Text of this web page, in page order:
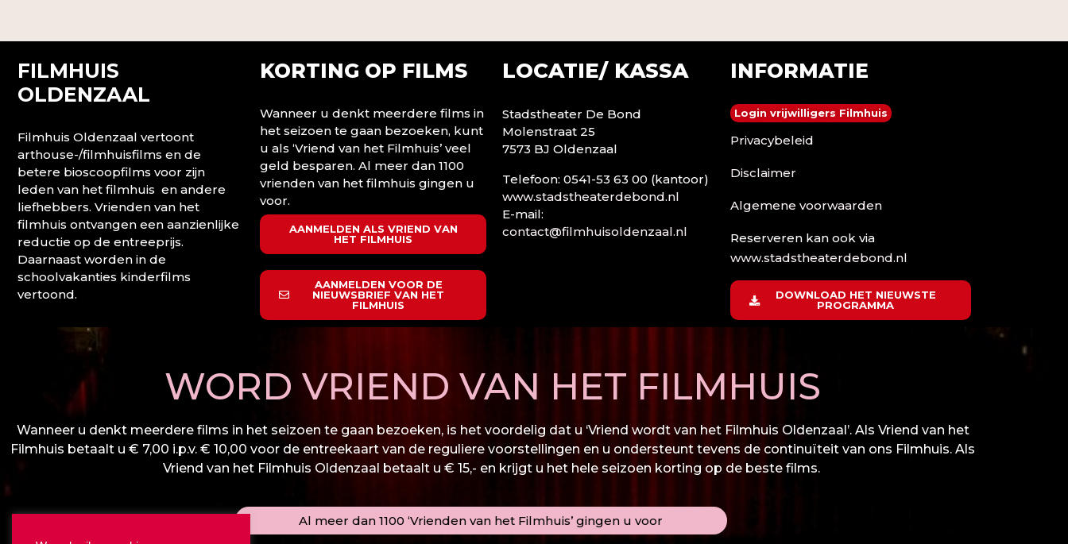
FILMHUIS
OLDENZAAL
Filmhuis Oldenzaal vertoont
arthouse-/filmhuisfilms en de
betere bioscoopfilms voor zijn
leden van het filmhuis en andere
liefhebbers. Vrienden van het
filmhuis ontvangen een aanzienlijke
reductie op de entreeprijs.
Daarnaast worden in de
schoolvakanties kinderfilms
vertoond.
KORTING OP FILMS
Wanneer u denkt meerdere films in
het seizoen te gaan bezoeken, kunt
u als ‘Vriend van het Filmhuis’ veel
geld besparen. Al meer dan 1100
vrienden van het filmhuis gingen u
voor.
AANMELDEN ALS VRIEND VAN
HET FILMHUIS
AANMELDEN VOOR DE
NIEUWSBRIEF VAN HET
FILMHUIS
WORD VRIEND VAN HET FILMHUIS
Wanneer u denkt meerdere films in het seizoen te gaan bezoeken, is het voordelig dat u ‘Vriend wordt van het Filmhuis Oldenzaal’. Als Vriend van het
Filmhuis betaalt u € 7,00 i.p.v. € 10,00 voor de entreekaart van de reguliere voorstellingen en u ondersteunt tevens de continuïteit van ons Filmhuis. Als
Vriend van het Filmhuis Oldenzaal betaalt u € 15,- en krijgt u het hele seizoen korting op de beste films.
Al meer dan 1100 ‘Vrienden van het Filmhuis’ gingen u voor
LOCATIE/ KASSA
Stadstheater De Bond
Molenstraat 25
7573 BJ Oldenzaal
Telefoon: 0541-53 63 00 (kantoor)
www.stadstheaterdebond.nl
E-mail:
contact@filmhuisoldenzaal.nl
INFORMATIE
Login vrijwilligers Filmhuis
Privacybeleid
Disclaimer
Algemene voorwaarden
Reserveren kan ook via
www.stadstheaterdebond.nl
DOWNLOAD HET NIEUWSTE
PROGRAMMA